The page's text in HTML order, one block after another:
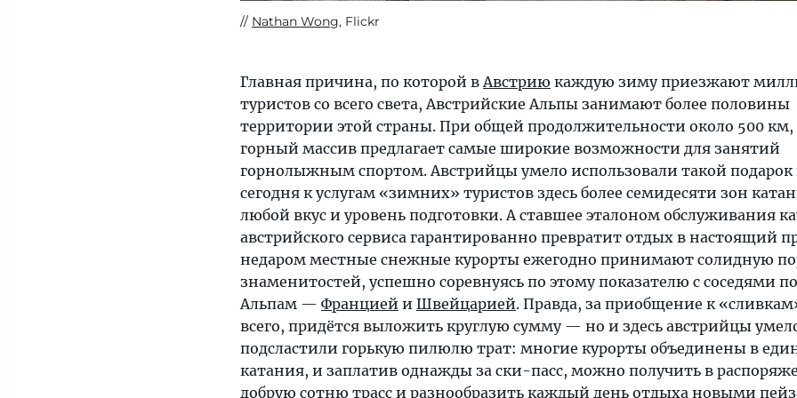
Nathan Wong, Flickr
Главная причина, по которой в Австрию каждую зиму приезжают
туристов со всего света, Австрийские Альпы занимают более половины
территории этой страны. При общей продолжительности около 500 км,
горный массив предлагает самые широкие возможности для занятий
горнолыжным спортом. Австрийцы умело использовали такой
сегодня к услугам «зимних» туристов здесь более семидесяти зон
любой вкус и уровень подготовки. А ставшее эталоном обслуживания
австрийского сервиса гарантированно превратит отдых в настоящий
недаром местные снежные курорты ежегодно принимают солидную
знаменитостей, успешно соревнуясь по этому показателю с соседями по
Альпам — Францией и Швейцарией. Правда, за приобщение к
всего, придётся выложить круглую сумму — но и здесь австрийцы
подсластили горькую пилюлю трат: многие курорты объединены в
катания, и заплатив однажды за ски-пасс, можно получить в
добрую сотню трасс и разнообразить каждый день отдыха новыми